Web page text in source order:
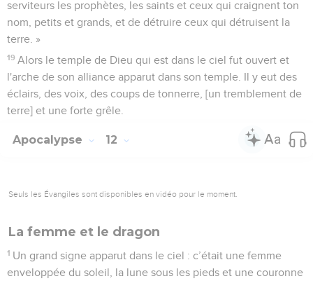
serviteurs les prophètes, les saints et ceux qui craignent ton
nom, petits et grands, et de détruire ceux qui détruisent la
terre. »
19 Alors le temple de Dieu qui est dans le ciel fut ouvert et
l'arche de son alliance apparut dans son temple. Il y eut des
éclairs, des voix, des coups de tonnerre, [un tremblement de
terre] et une forte grêle.
Apocalypse 12
Seuls les Évangiles sont disponibles en vidéo pour le moment.
La femme et le dragon
1 Un grand signe apparut dans le ciel : c’était une femme
enveloppée du soleil, la lune sous les pieds et une couronne